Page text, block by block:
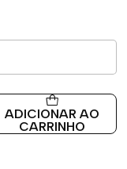
ADICIONAR AO
CARRINHO